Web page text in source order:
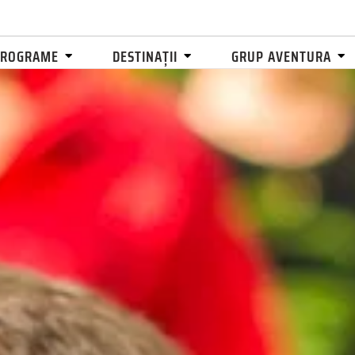
DESTINAȚII GRUP AVENTURA